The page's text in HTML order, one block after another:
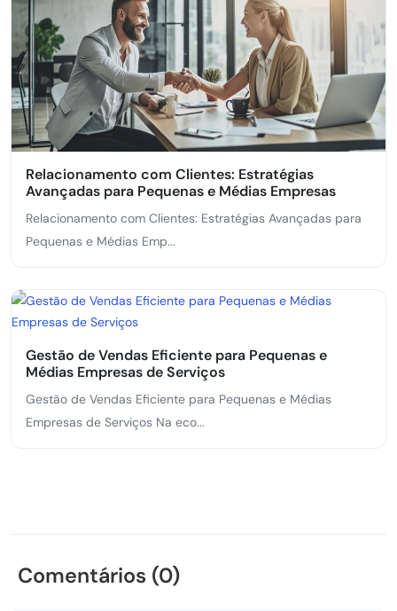
Relacionamento com Clientes: Estratégias
Avançadas para Pequenas e Médias Empresas
Relacionamento com Clientes: Estratégias Avançadas para
Pequenas e Médias Emp...
Gestão de Vendas Eficiente para Pequenas e
Médias Empresas de Serviços
Gestão de Vendas Eficiente para Pequenas e Médias
Empresas de Serviços Na eco...
Comentários (0)